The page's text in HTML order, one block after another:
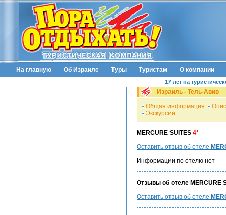
На главную Об Израиле Туры Туристам О компании
17 лет на
Израиль - Тель-Авив
Общая информация
Экскурсии
MERCURE SUITES 4*
Оставить отзыв об отеле
Информации по отелю нет
Отзывы об отеле MERCURE
Оставить отзыв об отеле